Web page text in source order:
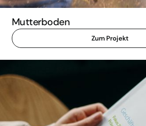
Mutterboden
Zum Projekt